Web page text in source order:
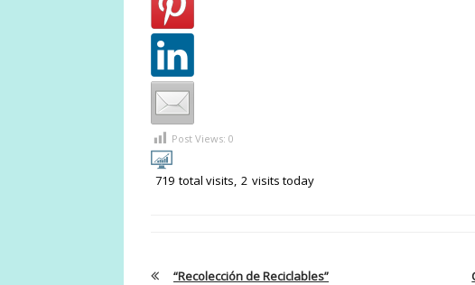
Post Views: 0
719 total visits, 2 visits today
“Recolección de Reciclables”